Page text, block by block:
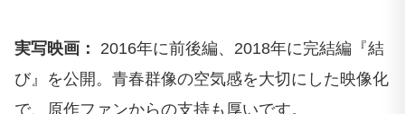
実写映画：
2016年に前後編、2018年に完結編『結
び』を公開。青春群像の空気感を大切にした映像化
で、原作ファンからの支持も厚いです。